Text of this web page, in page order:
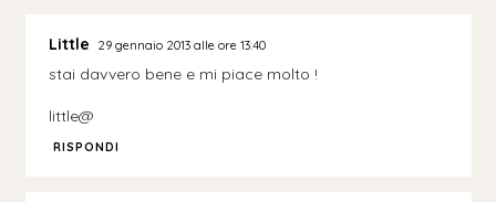
Little 29 gennaio 2013 alle ore 13:40
stai davvero bene e mi piace molto !
little@
RISPONDI